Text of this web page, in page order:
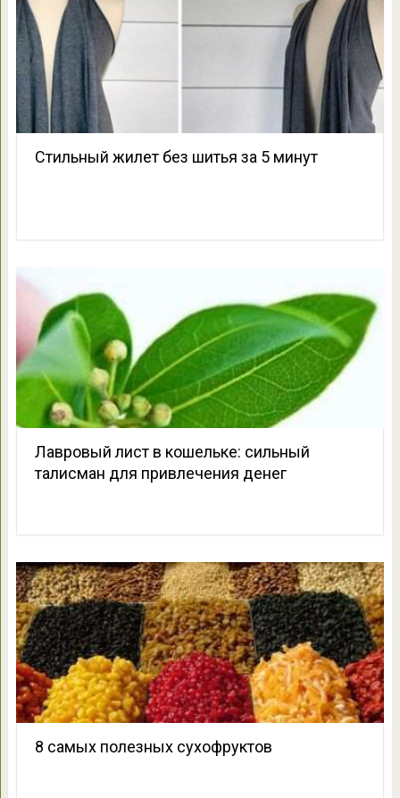
Стильный жилет без шитья за 5 минут
Лавровый лист в кошельке: сильный
талисман для привлечения денег
8 самых полезных сухофруктов